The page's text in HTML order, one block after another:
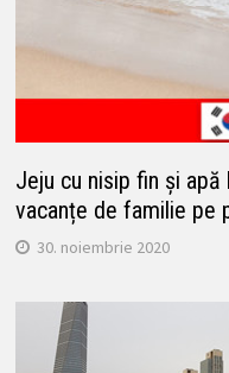
Jeju cu nisip fin și
vacanțe de familie pe
30. noiembrie 2020